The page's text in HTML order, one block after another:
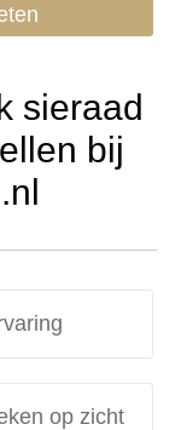
sieraad
bij
op zicht